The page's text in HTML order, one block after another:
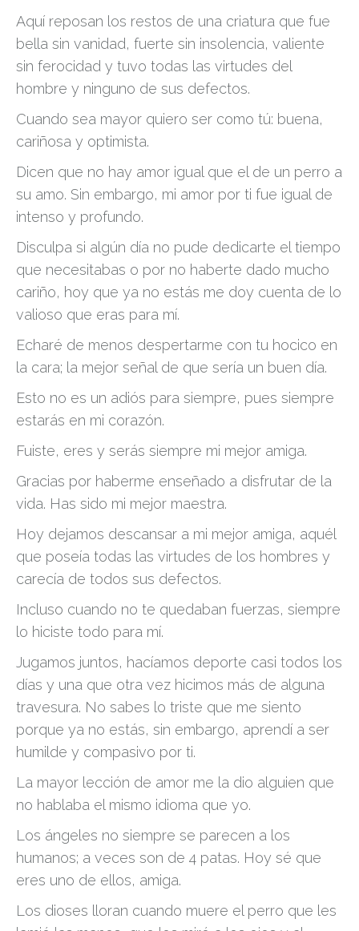
Aquí reposan los restos de una criatura que fue
bella sin vanidad, fuerte sin insolencia, valiente
sin ferocidad y tuvo todas las virtudes del
hombre y ninguno de sus defectos.
Cuando sea mayor quiero ser como tú: buena,
cariñosa y optimista.
Dicen que no hay amor igual que el de un perro a
su amo. Sin embargo, mi amor por ti fue igual de
intenso y profundo.
Disculpa si algún día no pude dedicarte el tiempo
que necesitabas o por no haberte dado mucho
cariño, hoy que ya no estás me doy cuenta de lo
valioso que eras para mí.
Echaré de menos despertarme con tu hocico en
la cara; la mejor señal de que sería un buen día.
Esto no es un adiós para siempre, pues siempre
estarás en mi corazón.
Fuiste, eres y serás siempre mi mejor amiga.
Gracias por haberme enseñado a disfrutar de la
vida. Has sido mi mejor maestra.
Hoy dejamos descansar a mi mejor amiga, aquél
que poseía todas las virtudes de los hombres y
carecía de todos sus defectos.
Incluso cuando no te quedaban fuerzas, siempre
lo hiciste todo para mí.
Jugamos juntos, hacíamos deporte casi todos los
días y una que otra vez hicimos más de alguna
travesura. No sabes lo triste que me siento
porque ya no estás, sin embargo, aprendí a ser
humilde y compasivo por ti.
La mayor lección de amor me la dio alguien que
no hablaba el mismo idioma que yo.
Los ángeles no siempre se parecen a los
humanos; a veces son de 4 patas. Hoy sé que
eres uno de ellos, amiga.
Los dioses lloran cuando muere el perro que les